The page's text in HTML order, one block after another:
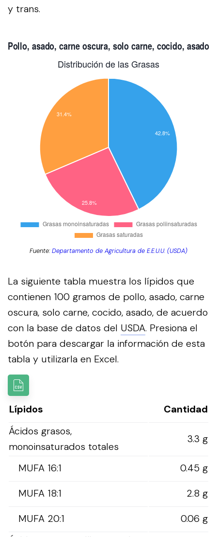
y trans.
Fuente:Departamento de Agricultura de E.E.U.U. (USDA)
La siguiente tabla muestra los lípidos que
contienen 100 gramos de pollo, asado, carne
oscura, solo carne, cocido, asado, de acuerdo
con la base de datos del USDA. Presiona el
botón para descargar la información de esta
tabla y utilizarla en Excel.
Lípidos
Cantidad
Ácidos grasos,
monoinsaturados totales
3.3 g
MUFA 16:1
0.45 g
MUFA 18:1
2.8 g
MUFA 20:1
0.06 g